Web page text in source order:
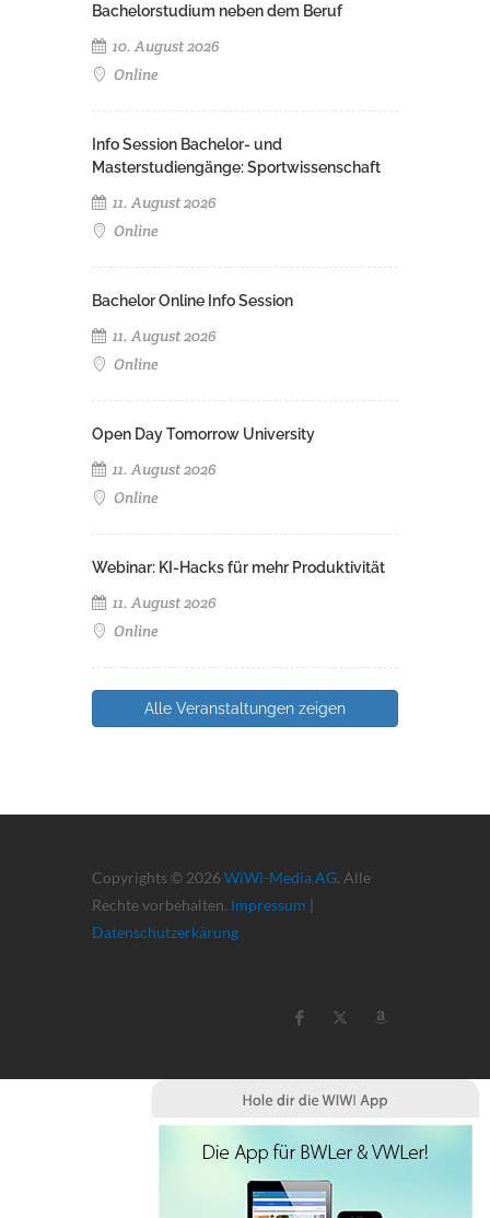
Bachelorstudium neben dem Beruf
10. August 2026
Online
Info Session Bachelor- und
Masterstudiengänge: Sportwissenschaft
11. August 2026
Online
Bachelor Online Info Session
11. August 2026
Online
Open Day Tomorrow University
11. August 2026
Online
Webinar: KI-Hacks für mehr Produktivität
11. August 2026
Online
Alle Veranstaltungen zeigen
Copyrights © 2026 WiWi-Media AG. Alle
Rechte vorbehalten. Impressum |
Datenschutzerkärung